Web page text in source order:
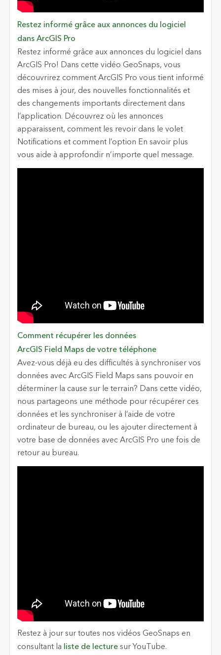
Restez informé grâce aux annonces du logiciel
dans ArcGIS Pro
Restez informé grâce aux annonces du logiciel dans
ArcGIS Pro! Dans cette vidéo GeoSnaps, vous
découvrirez comment ArcGIS Pro vous tient informé
des mises à jour, des nouvelles fonctionnalités et
des changements importants directement dans
l’application. Découvrez où les annonces
apparaissent, comment les revoir dans le volet
Notifications et comment l’option En savoir plus
vous aide à approfondir n’importe quel message.
Comment récupérer les données
ArcGIS Field Maps de votre téléphone
Avez-vous déjà eu des difficultés à synchroniser vos
données avec ArcGIS Field Maps sans pouvoir en
déterminer la cause sur le terrain? Dans cette vidéo,
nous partageons une méthode pour récupérer ces
données et les synchroniser à l’aide de votre
ordinateur de bureau, ou les ajouter directement à
votre base de données avec ArcGIS Pro une fois de
retour au bureau.
Restez à jour sur toutes nos vidéos GeoSnaps en
consultant la liste de lecturesur YouTube.